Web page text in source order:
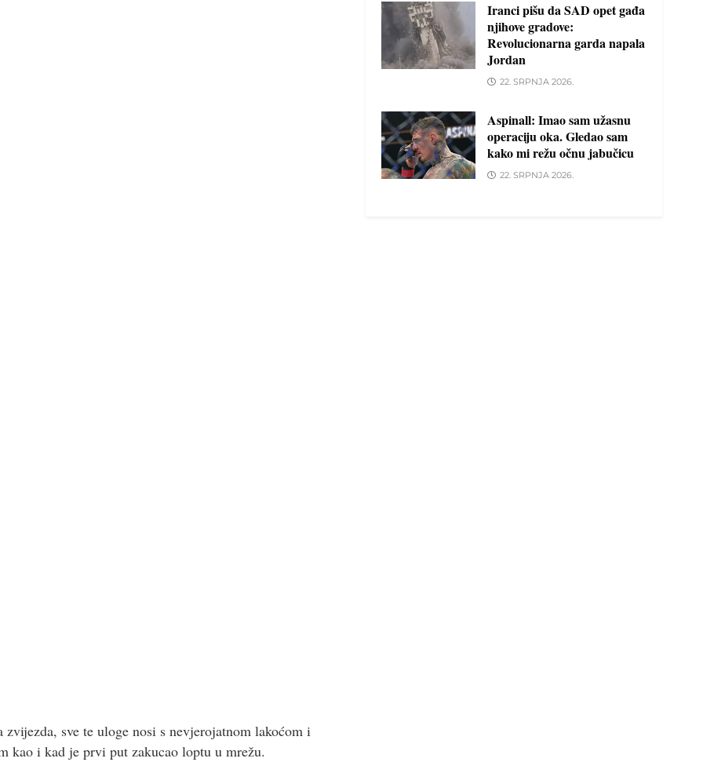
sve te uloge nosi s nevjerojatnom lakoćom i
kao i kad je prvi put zakucao loptu u mrežu.
Iranci pišu da SAD opet gađa
njihove gradove:
Revolucionarna garda napala
Jordan
22. SRPNJA 2026.
Aspinall: Imao sam užasnu
operaciju oka. Gledao sam
kako mi režu očnu jabučicu
22. SRPNJA 2026.